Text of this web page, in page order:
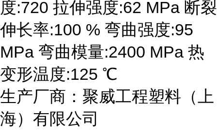
度:720 拉伸强度:62 MPa 断裂
伸长率:100 % 弯曲强度:95
MPa 弯曲模量:2400 MPa 热
变形温度:125 ℃
生产厂商：聚威工程塑料（上
海）有限公司